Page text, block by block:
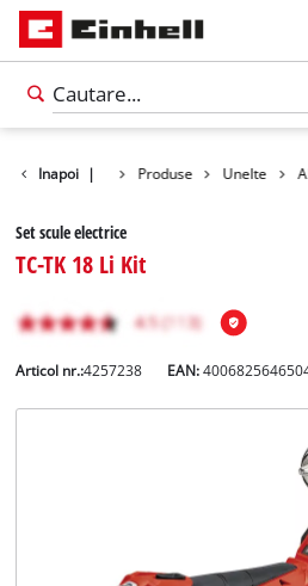
Inapoi | Produse Unelte
Set scule electrice
TC-TK 18 Li Kit
Articol nr.:4257238 EAN: